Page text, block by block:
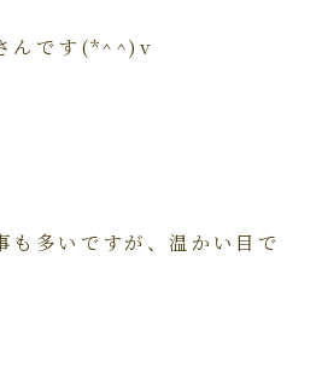
んです(*^^)v
も多いですが、温かい目で